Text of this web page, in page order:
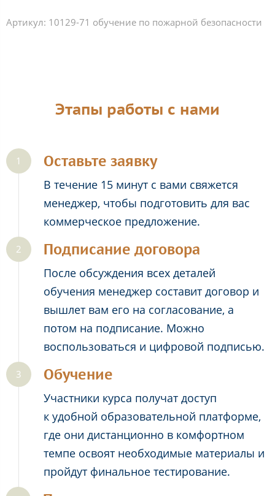
Артикул: 10129-71 обучение по пожарной безопасности
Этапы работы с нами
Оставьте заявку
В течение 15 минут с вами свяжется
менеджер, чтобы подготовить для вас
коммерческое предложение.
Подписание договора
После обсуждения всех деталей
обучения менеджер составит договор и
вышлет вам его на согласование, а
потом на подписание. Можно
воспользоваться и цифровой подписью.
Обучение
Участники курса получат доступ
к удобной образовательной платформе,
где они дистанционно в комфортном
темпе освоят необходимые материалы и
пройдут финальное тестирование.